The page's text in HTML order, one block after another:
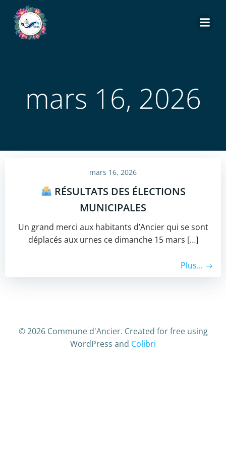
mars 16, 2026
mars 16, 2026
RÉSULTATS DES ÉLECTIONS
MUNICIPALES
​Un grand merci aux habitants d’Ancier qui se sont
déplacés aux urnes ce dimanche 15 mars […]
Plus...
© 2026 Commune d'Ancier. Created for free using
WordPress and Colibri